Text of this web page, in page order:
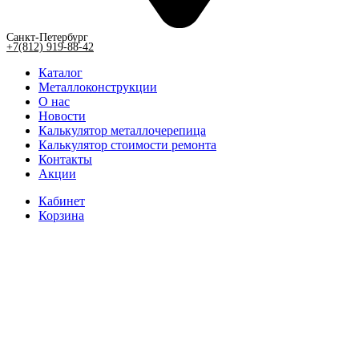
Санкт-Петербург
+7(812) 919-88-42
Каталог
Металлоконструкции
О нас
Новости
Калькулятор металлочерепица
Калькулятор стоимости ремонта
Контакты
Акции
Кабинет
Корзина